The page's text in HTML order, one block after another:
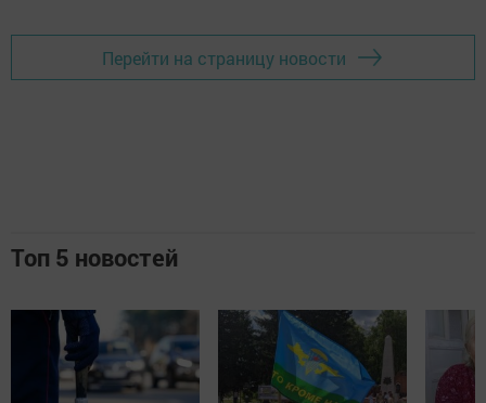
Перейти на страницу новости
Топ 5 новостей